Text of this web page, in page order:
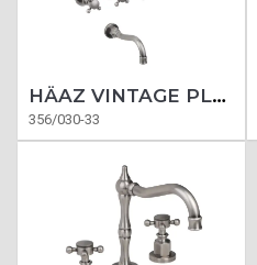
HÄAZ VINTAGE PLATINUM BAÑERA
356/030-33